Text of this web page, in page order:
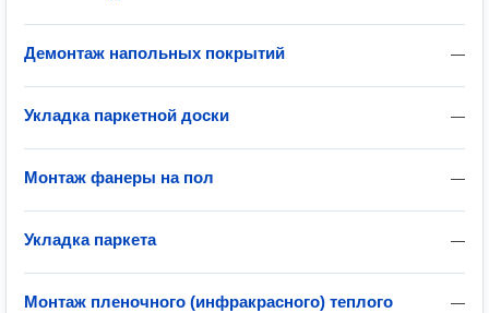
—
Демонтаж напольных покрытий
—
Укладка паркетной доски
—
Монтаж фанеры на пол
—
Укладка паркета
—
Монтаж пленочного (инфракрасного) теплого